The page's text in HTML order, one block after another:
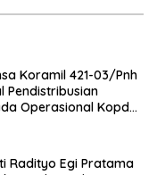
Koramil 421-03/Pnh
Pendistribusian
Operasional Kopdes
Radityo Egi Pratama